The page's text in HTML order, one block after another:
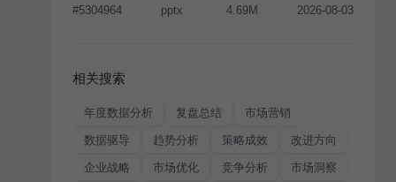
经投权许可任何人不得擅自转载和分发，否则将接照我
#5304964 pptx 4.69M 2026-08-03
相关搜索
年度数据分析 复盘总结 市场营销
数据驱导 趋势分析 策略成效 改进方向
企业战略 市场优化 竞争分析 市场洞察